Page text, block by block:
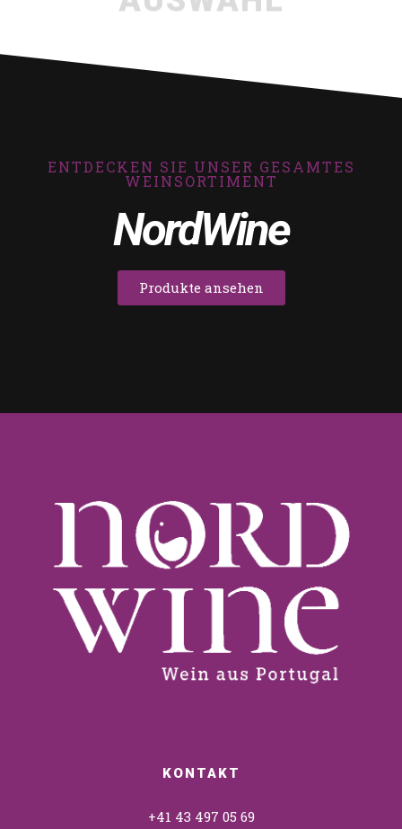
ENTDECKEN SIE UNSER GESAMTES
WEINSORTIMENT
NordWine
Produkte ansehen
KONTAKT
+41 43 497 05 69